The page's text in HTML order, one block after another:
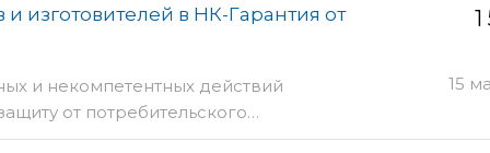
изготовителей в НК-Гарантия от
и некомпетентных действий
от потребительского…
15